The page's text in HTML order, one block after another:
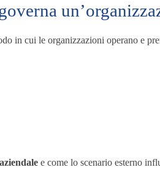
in cui le organizzazioni operano e
e come lo scenario esterno